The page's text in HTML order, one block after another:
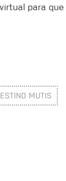
para que
MUTIS